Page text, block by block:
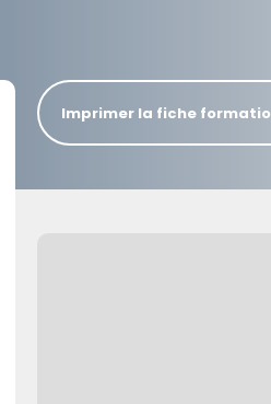
Imprimer la fiche